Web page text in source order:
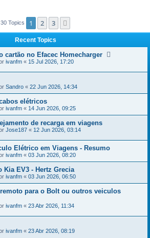
30 Topics 1 2 3
Recent Topics
cartão no Efacec Homecharger
ivanfm « 15 Jul 2026, 17:20
Sandro « 22 Jun 2026, 14:34
elétricos
ivanfm « 14 Jun 2026, 09:25
de recarga em viagens
Jose187 « 12 Jun 2026, 03:14
Elétrico em Viagens - Resumo
ivanfm « 03 Jun 2026, 08:20
Kia EV3 - Hertz Grecia
ivanfm « 03 Jun 2026, 06:50
para o Bolt ou outros veiculos
ivanfm « 23 Abr 2026, 11:34
ivanfm « 23 Abr 2026, 08:19